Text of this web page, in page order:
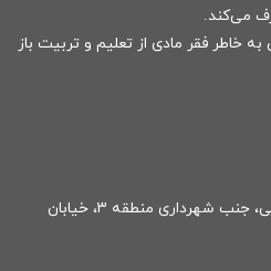
می‌کند.
فقر مادی از تعلیم و تربیت باز
نشانی: تهران، خیابان دکتر شریعتی، جنب شهرداری منطقه ۳، خیابان